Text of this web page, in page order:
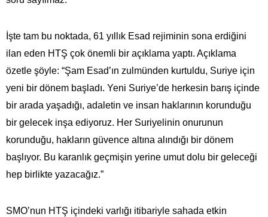
İşte tam bu noktada, 61 yıllık Esad rejiminin sona erdiğini
ilan eden HTŞ çok önemli bir açıklama yaptı. Açıklama
özetle şöyle: “Şam Esad’ın zulmünden kurtuldu, Suriye için
yeni bir dönem başladı. Yeni Suriye’de herkesin barış içinde
bir arada yaşadığı, adaletin ve insan haklarının korunduğu
bir gelecek inşa ediyoruz. Her Suriyelinin onurunun
korunduğu, hakların güvence altına alındığı bir dönem
başlıyor. Bu karanlık geçmişin yerine umut dolu bir geleceği
hep birlikte yazacağız.”
SMO’nun HTŞ içindeki varlığı itibariyle sahada etkin